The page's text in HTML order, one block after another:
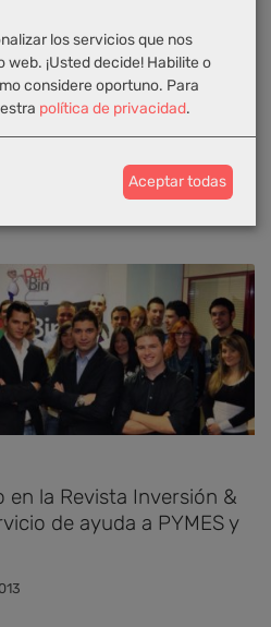
en una empresa
la Revista Inversión &
de ayuda a PYMES y
los servicios que nos
¡Usted decide! Habilite o
considere oportuno. Para
política de privacidad.
Aceptar todas